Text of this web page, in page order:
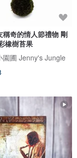
稱奇的情人節禮物 剛
橡樹苔果
園圃 Jenny's Jungle